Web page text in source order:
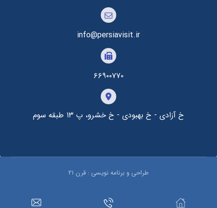
info@persiavisit.ir
۶۶۹۰۰۷۷۰
خ آزادی - خ بهبودی - خ خشرو، پ ۱۳ طبقه سوم
طراحی و برنامه نویسی : قرن ۲۱